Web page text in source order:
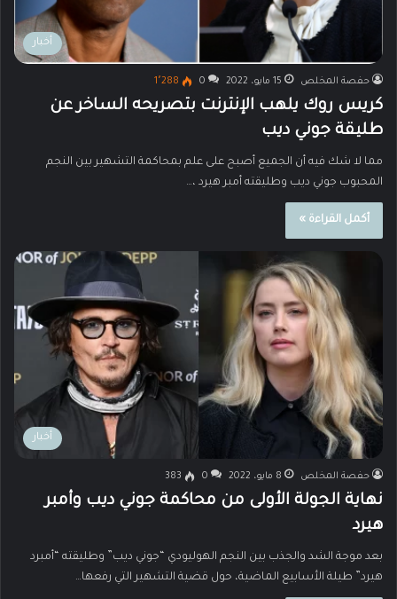
أخبار
حفصة المخلص 15 مايو، 2022 0 1٬288
كريس روك يلهب الإنترنت بتصريحه الساخر عن
طليقة جوني ديب
مما لا شك فيه أن الجميع أصبح على علم بمحاكمة التشهير بين النجم
المحبوب جوني ديب وطليقته أمبر هيرد ،…
أكمل القراءة »
أخبار
حفصة المخلص 8 مايو، 2022 0
383
نهاية الجولة الأولى من محاكمة جوني ديب وأمبر
هيرد
بعد موجة الشد والجذب بين النجم الهوليودي “جوني ديب” وطليقته “أمبرد
هيرد” طيلة الأسابيع الماضية، حول قضية التشهير التي رفعها…